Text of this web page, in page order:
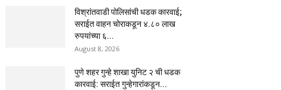
विश्रांतवाडी पोलिसांची धडक कारवाई;
सराईत वाहन चोराकडून ४.८० लाख
रुपयांच्या ६...
August 8, 2026
पुणे शहर गुन्हे शाखा युनिट २ ची धडक
कारवाई: सराईत गुन्हेगारांकडून...